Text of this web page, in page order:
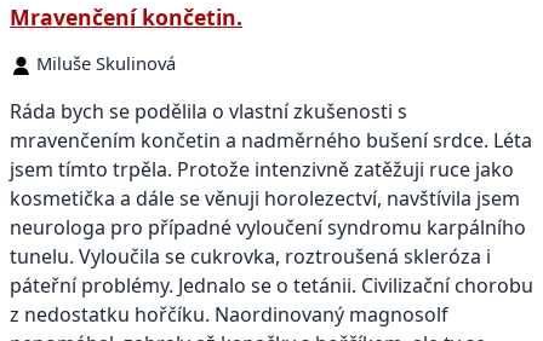
Mravenčení končetin.
Miluše Skulinová
Ráda bych se podělila o vlastní zkušenosti s
mravenčením končetin a nadměrného bušení srdce. Léta
jsem tímto trpěla. Protože intenzivně zatěžuji ruce jako
kosmetička a dále se věnuji horolezectví, navštívila jsem
neurologa pro případné vyloučení syndromu karpálního
tunelu. Vyloučila se cukrovka, roztroušená skleróza i
páteřní problémy. Jednalo se o tetánii. Civilizační chorobu
z nedostatku hořčíku. Naordinovaný magnosolf